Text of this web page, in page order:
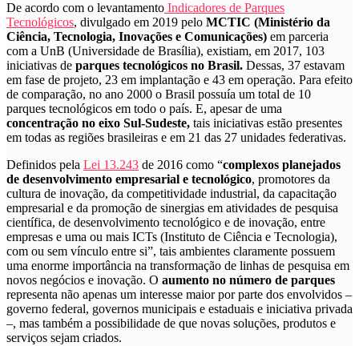
De acordo com o levantamento Indicadores de Parques
Tecnológicos, divulgado em 2019 pelo MCTIC (Ministério da
Ciência, Tecnologia, Inovações e Comunicações) em parceria
com a UnB (Universidade de Brasília), existiam, em 2017, 103
iniciativas de parques tecnológicos no Brasil. Dessas, 37 estavam
em fase de projeto, 23 em implantação e 43 em operação. Para efeito
de comparação, no ano 2000 o Brasil possuía um total de 10
parques tecnológicos em todo o país. E, apesar de uma
concentração no eixo Sul-Sudeste, tais iniciativas estão presentes
em todas as regiões brasileiras e em 21 das 27 unidades federativas.
Definidos pela Lei 13.243 de 2016 como “complexos planejados
de desenvolvimento empresarial e tecnológico, promotores da
cultura de inovação, da competitividade industrial, da capacitação
empresarial e da promoção de sinergias em atividades de pesquisa
científica, de desenvolvimento tecnológico e de inovação, entre
empresas e uma ou mais ICTs (Instituto de Ciência e Tecnologia),
com ou sem vínculo entre si”, tais ambientes claramente possuem
uma enorme importância na transformação de linhas de pesquisa em
novos negócios e inovação. O aumento no número de parques
representa não apenas um interesse maior por parte dos envolvidos –
governo federal, governos municipais e estaduais e iniciativa privada
–, mas também a possibilidade de que novas soluções, produtos e
serviços sejam criados.